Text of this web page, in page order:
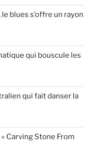
blues s’offre un rayon
qui bouscule les
qui fait danser la
Carving Stone From